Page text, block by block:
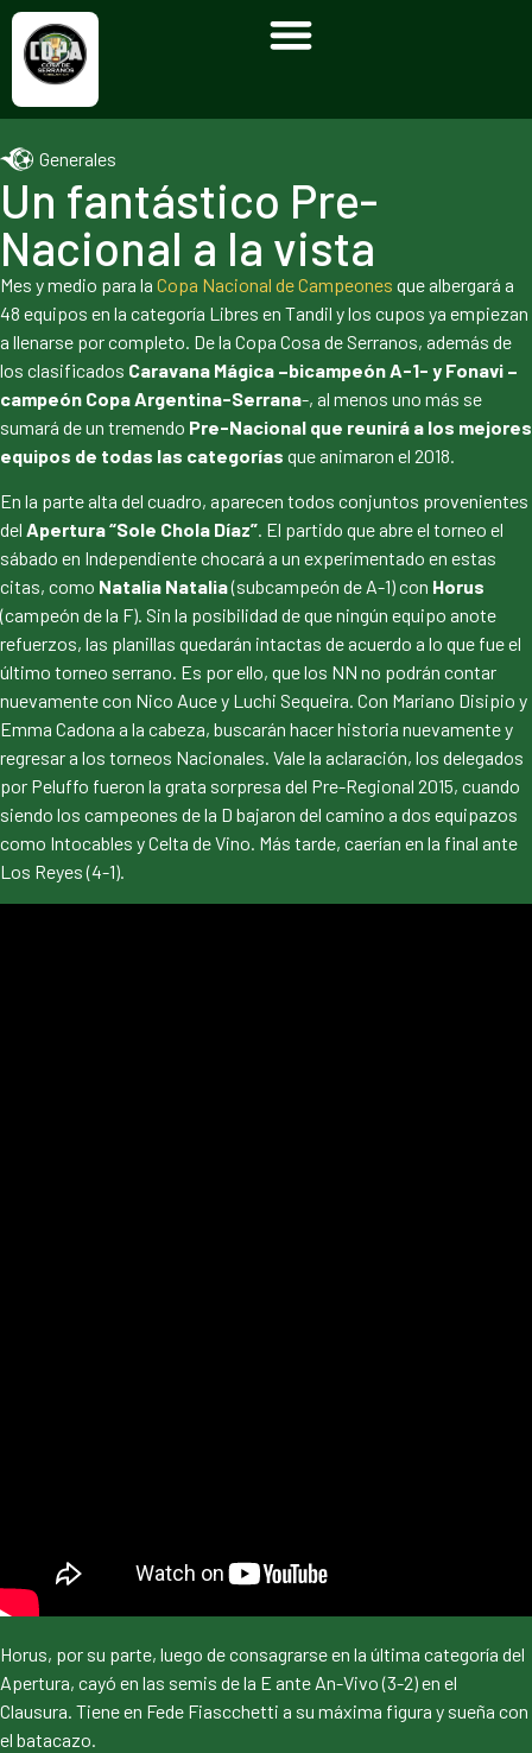
Generales
Un fantástico Pre-
Nacional a la vista
Mes y medio para la Copa Nacional de Campeones que albergará a
48 equipos en la categoría Libres en Tandil y los cupos ya empiezan
a llenarse por completo. De la Copa Cosa de Serranos, además de
los clasificados Caravana Mágica –bicampeón A-1- y Fonavi –
campeón Copa Argentina-Serrana-, al menos uno más se
sumará de un tremendo Pre-Nacional que reunirá a los mejores
equipos de todas las categorías que animaron el 2018.
En la parte alta del cuadro, aparecen todos conjuntos provenientes
del Apertura “Sole Chola Díaz”. El partido que abre el torneo el
sábado en Independiente chocará a un experimentado en estas
citas, como Natalia Natalia(subcampeón de A-1) con Horus
(campeón de la F). Sin la posibilidad de que ningún equipo anote
refuerzos, las planillas quedarán intactas de acuerdo a lo que fue el
último torneo serrano. Es por ello, que los NN no podrán contar
nuevamente con Nico Auce y Luchi Sequeira. Con Mariano Disipio y
Emma Cadona a la cabeza, buscarán hacer historia nuevamente y
regresar a los torneos Nacionales. Vale la aclaración, los delegados
por Peluffo fueron la grata sorpresa del Pre-Regional 2015, cuando
siendo los campeones de la D bajaron del camino a dos equipazos
como Intocables y Celta de Vino. Más tarde, caerían en la final ante
Los Reyes (4-1).
Horus, por su parte, luego de consagrarse en la última categoría del
Apertura, cayó en las semis de la E ante An-Vivo (3-2) en el
Clausura. Tiene en Fede Fiascchetti a su máxima figura y sueña con
el batacazo.